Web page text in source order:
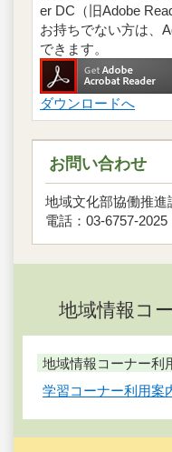
er DC（旧Adobe
お持ちでない方は、
できます。
ダウンロードへ
お問い合わせ
地域文化部協働推
電話：03-6757-
地域情報コ
地域情報コーナー利
学習コーナー利用案